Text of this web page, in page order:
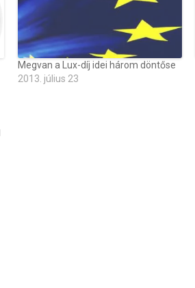
Megvan a Lux-díj idei három döntőse
2013. július 23